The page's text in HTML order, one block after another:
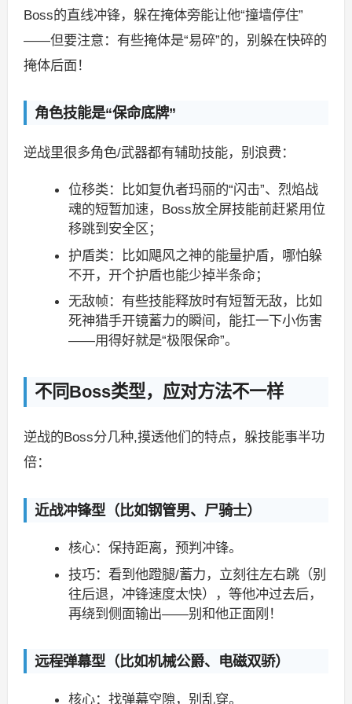
Boss的直线冲锋，躲在掩体旁能让他“撞墙停住”
——但要注意：有些掩体是“易碎”的，别躲在快碎的
掩体后面！
角色技能是“保命底牌”
逆战里很多角色/武器都有辅助技能，别浪费：
位移类：比如复仇者玛丽的“闪击”、烈焰战
魂的短暂加速，Boss放全屏技能前赶紧用位
移跳到安全区；
护盾类：比如飓风之神的能量护盾，哪怕躲
不开，开个护盾也能少掉半条命；
无敌帧：有些技能释放时有短暂无敌，比如
死神猎手开镜蓄力的瞬间，能扛一下小伤害
——用得好就是“极限保命”。
不同Boss类型，应对方法不一样
逆战的Boss分几种,摸透他们的特点，躲技能事半功
倍：
近战冲锋型（比如钢管男、尸骑士）
核心：保持距离，预判冲锋。
技巧：看到他蹬腿/蓄力，立刻往左右跳（别
往后退，冲锋速度太快），等他冲过去后，
再绕到侧面输出——别和他正面刚！
远程弹幕型（比如机械公爵、电磁双骄）
核心：找弹幕空隙，别乱穿。